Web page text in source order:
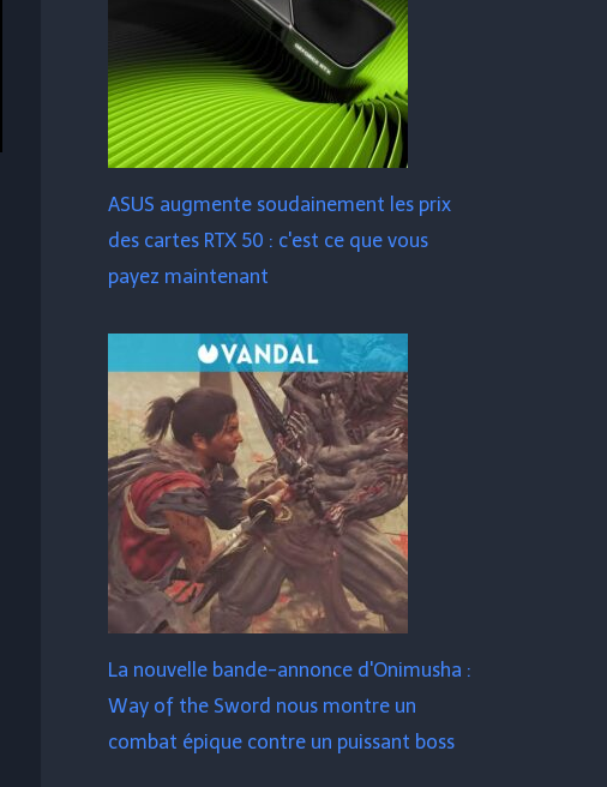
ASUS augmente soudainement les prix
des cartes RTX 50 : c'est ce que vous
payez maintenant
La nouvelle bande-annonce d'Onimusha :
Way of the Sword nous montre un
combat épique contre un puissant boss